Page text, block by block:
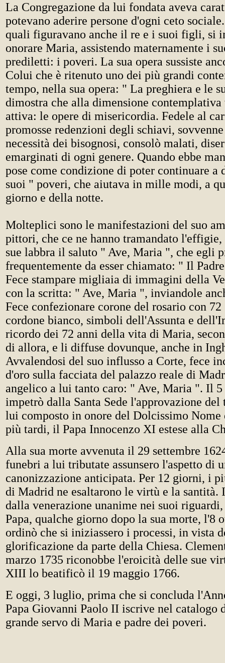
La Congregazione da lui fondata aveva
potevano aderire persone d'ogni ceto
quali figuravano anche il re e i suoi figli, si
onorare Maria, assistendo maternamente i
prediletti: i poveri. La sua opera sussiste
Colui che è ritenuto uno dei più grandi
tempo, nella sua opera: " La preghiera e le
dimostra che alla dimensione
attiva: le opere di misericordia. Fedele al
promosse redenzioni degli schiavi,
necessità dei bisognosi, consolò malati,
emarginati di ogni genere. Quando ebbe
pose come condizione di poter continuare a
suoi " poveri, che aiutava in mille modi, a
giorno e della notte.
Molteplici sono le manifestazioni del suo
pittori, che ce ne hanno tramandato l'effigie,
sue labbra il saluto " Ave, Maria ", che egli
frequentemente da esser chiamato: " Il
Fece stampare migliaia di immagini della
con la scritta: " Ave, Maria ", inviandole
Fece confezionare corone del rosario con
cordone bianco, simboli dell'Assunta e
ricordo dei 72 anni della vita di Maria,
di allora, e li diffuse dovunque, anche in
Avvalendosi del suo influsso a Corte, fece
d'oro sulla facciata del palazzo reale di
angelico a lui tanto caro: " Ave, Maria ". Il 5
impetrò dalla Santa Sede l'approvazione
lui composto in onore del Dolcissimo
più tardi, il Papa Innocenzo XI estese alla
Alla sua morte avvenuta il 29 settembre
funebri a lui tributate assunsero l'aspetto di
canonizzazione anticipata. Per 12 giorni, i
di Madrid ne esaltarono le virtù e la santità.
dalla venerazione unanime nei suoi
Papa, qualche giorno dopo la sua morte, l'8
ordinò che si iniziassero i processi, in vista
glorificazione da parte della Chiesa.
marzo 1735 riconobbe l'eroicità delle sue
XIII lo beatificò il 19 maggio 1766.
E oggi, 3 luglio, prima che si concluda
Papa Giovanni Paolo II iscrive nel catalogo
grande servo di Maria e padre dei poveri.